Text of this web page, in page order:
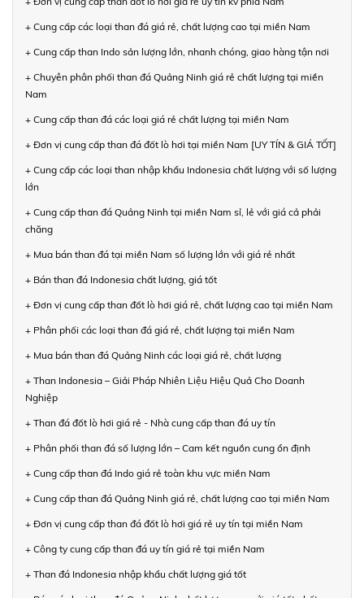
+ Cung cấp các loại than đá giá rẻ, chất lượng cao tại miền Nam
+ Cung cấp than Indo sản lượng lớn, nhanh chóng, giao hàng tận nơi
+ Chuyên phân phối than đá Quảng Ninh giá rẻ chất lượng tại miền
Nam
+ Cung cấp than đá các loại giá rẻ chất lượng tại miền Nam
+ Đơn vị cung cấp than đá đốt lò hơi tại miền Nam [UY TÍN & GIÁ TỐT]
+ Cung cấp các loại than nhập khẩu Indonesia chất lượng với số lượng
lớn
+ Cung cấp than đá Quảng Ninh tại miền Nam sỉ, lẻ với giá cả phải
chăng
+ Mua bán than đá tại miền Nam số lượng lớn với giá rẻ nhất
+ Bán than đá Indonesia chất lượng, giá tốt
+ Đơn vị cung cấp than đốt lò hơi giá rẻ, chất lượng cao tại miền Nam
+ Phân phối các loại than đá giá rẻ, chất lượng tại miền Nam
+ Mua bán than đá Quảng Ninh các loại giá rẻ, chất lượng
+ Than Indonesia – Giải Pháp Nhiên Liệu Hiệu Quả Cho Doanh
Nghiệp
+ Than đá đốt lò hơi giá rẻ - Nhà cung cấp than đá uy tín
+ Phân phối than đá số lượng lớn – Cam kết nguồn cung ổn định
+ Cung cấp than đá Indo giá rẻ toàn khu vực miền Nam
+ Cung cấp than đá Quảng Ninh giá rẻ, chất lượng cao tại miền Nam
+ Đơn vị cung cấp than đá đốt lò hơi giá rẻ uy tín tại miền Nam
+ Công ty cung cấp than đá uy tín giá rẻ tại miền Nam
+ Than đá Indonesia nhập khẩu chất lượng giá tốt